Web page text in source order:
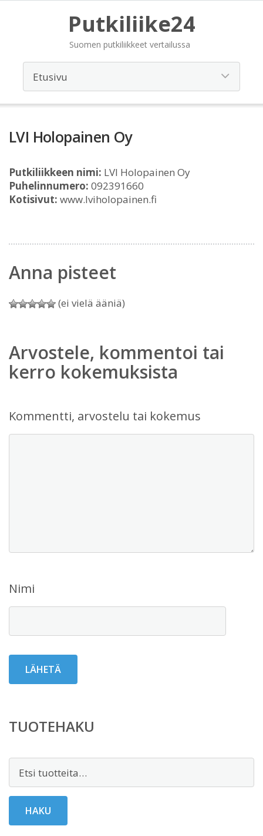
Putkiliike24
Suomen putkiliikkeet vertailussa
LVI Holopainen Oy
Putkiliikkeen nimi: LVI Holopainen Oy
Puhelinnumero: 092391660
Kotisivut: www.lviholopainen.fi
Anna pisteet
(ei vielä ääniä)
Arvostele, kommentoi tai
kerro kokemuksista
Kommentti, arvostelu tai kokemus
Nimi
TUOTEHAKU
HAKU